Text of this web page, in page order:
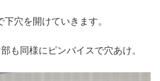
穴を開けていきます。
も同様にピンバイスで穴あけ。